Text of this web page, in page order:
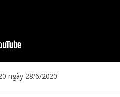
ngày 28/6/2020